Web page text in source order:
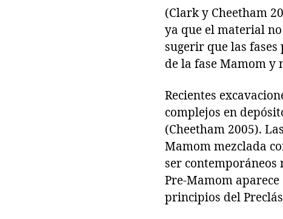
(Clark y Cheetham
ya que el material
sugerir que las
de la fase Mamom y
Recientes
complejos en
(Cheetham 2005).
Mamom mezclada
ser contemporáneos
Pre-Mamom
principios del